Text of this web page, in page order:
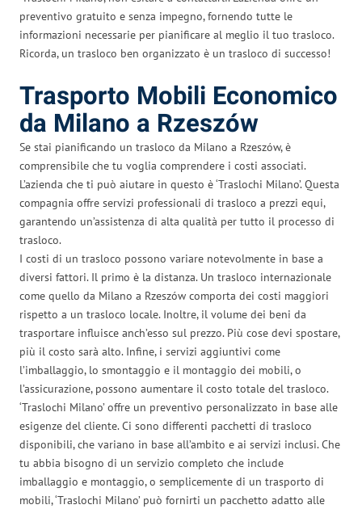
preventivo gratuito e senza impegno, fornendo tutte le
informazioni necessarie per pianificare al meglio il tuo trasloco.
Ricorda, un trasloco ben organizzato è un trasloco di successo!
Trasporto Mobili Economico
da Milano a Rzeszów
Se stai pianificando un trasloco da Milano a Rzeszów, è
comprensibile che tu voglia comprendere i costi associati.
L’azienda che ti può aiutare in questo è ‘Traslochi Milano’. Questa
compagnia offre servizi professionali di trasloco a prezzi equi,
garantendo un’assistenza di alta qualità per tutto il processo di
trasloco.
I costi di un trasloco possono variare notevolmente in base a
diversi fattori. Il primo è la distanza. Un trasloco internazionale
come quello da Milano a Rzeszów comporta dei costi maggiori
rispetto a un trasloco locale. Inoltre, il volume dei beni da
trasportare influisce anch’esso sul prezzo. Più cose devi spostare,
più il costo sarà alto. Infine, i servizi aggiuntivi come
l’imballaggio, lo smontaggio e il montaggio dei mobili, o
l’assicurazione, possono aumentare il costo totale del trasloco.
‘Traslochi Milano’ offre un preventivo personalizzato in base alle
esigenze del cliente. Ci sono differenti pacchetti di trasloco
disponibili, che variano in base all’ambito e ai servizi inclusi. Che
tu abbia bisogno di un servizio completo che include
imballaggio e montaggio, o semplicemente di un trasporto di
mobili, ‘Traslochi Milano’ può fornirti un pacchetto adatto alle